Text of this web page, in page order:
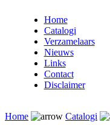
Home
Catalogi
Verzamelaars
Nieuws
Links
Contact
Disclaimer
Home Catalogi